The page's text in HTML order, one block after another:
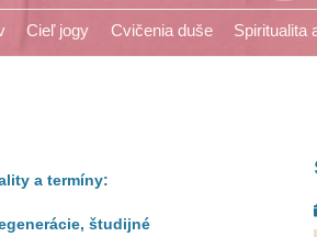
Menu
Cieľ jogy Cvičenia duše Spiritualita
a termíny:
študijné